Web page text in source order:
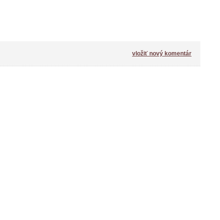
vložiť nový komentár